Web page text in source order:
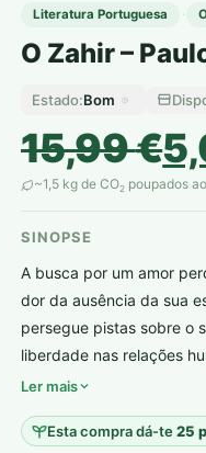
Literatura Portuguesa ·
O Zahir –
Estado:Bom
15,99€
O
preço
original
era:
15,99 €.
O
preço
atual
é:
5,00 €.
~1,5 kg de CO2 poupados
SINOPSE
A busca por um amor
dor da ausência da sua
persegue pistas sobre o
liberdade nas relações
Ler mais
Esta compra dá-te25